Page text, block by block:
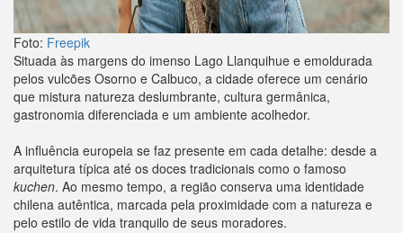
Foto: Freepik
Situada às margens do imenso Lago Llanquihue e emoldurada
pelos vulcões Osorno e Calbuco, a cidade oferece um cenário
que mistura natureza deslumbrante, cultura germânica,
gastronomia diferenciada e um ambiente acolhedor.
A influência europeia se faz presente em cada detalhe: desde a
arquitetura típica até os doces tradicionais como o famoso
kuchen. Ao mesmo tempo, a região conserva uma identidade
chilena autêntica, marcada pela proximidade com a natureza e
pelo estilo de vida tranquilo de seus moradores.